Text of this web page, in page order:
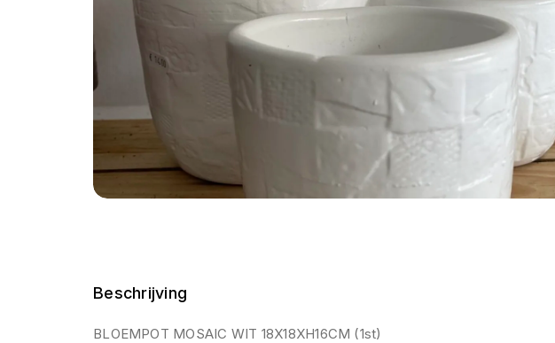
Beschrijving
BLOEMPOT MOSAIC WIT 18X18XH16CM (1st)